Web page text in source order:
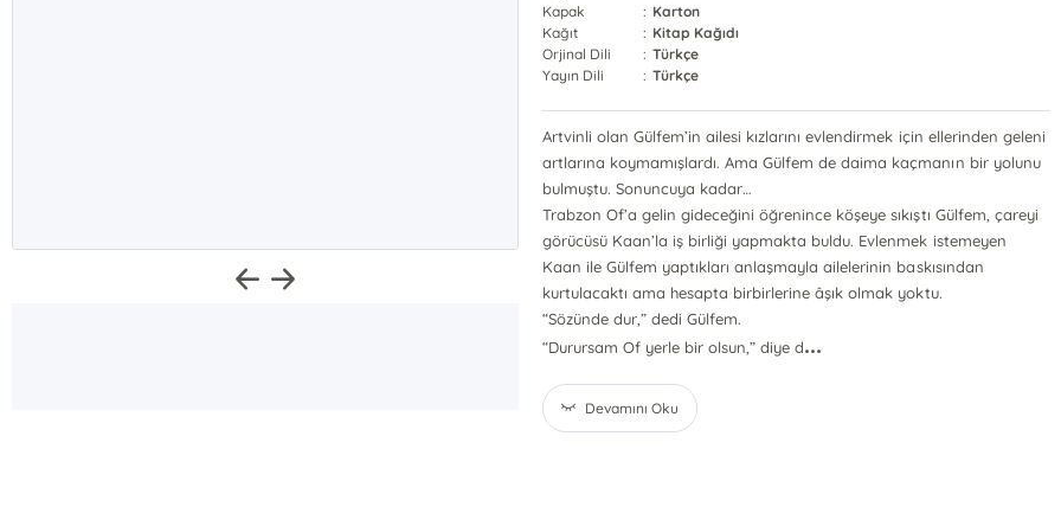
Kapak
: Karton
Kağıt
: Kitap Kağıdı
Orjinal Dili
: Türkçe
Yayın Dili
: Türkçe
Artvinli olan Gülfem’in ailesi kızlarını evlendirmek için ellerinden geleni
artlarına koymamışlardı. Ama Gülfem de daima kaçmanın bir yolunu
bulmuştu. Sonuncuya kadar…
Trabzon Of’a gelin gideceğini öğrenince köşeye sıkıştı Gülfem, çareyi
görücüsü Kaan’la iş birliği yapmakta buldu. Evlenmek istemeyen
Kaan ile Gülfem yaptıkları anlaşmayla ailelerinin baskısından
kurtulacaktı ama hesapta birbirlerine âşık olmak yoktu.
“Sözünde dur,” dedi Gülfem.
“Durursam Of yerle bir olsun,” diye d...
Devamını Oku